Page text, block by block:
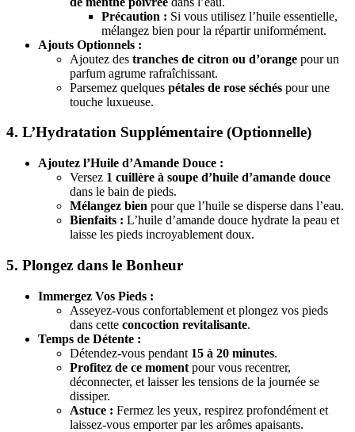
Précaution : Si vous utilisez l’huile essentielle,
mélangez bien pour la répartir uniformément.
Ajouts Optionnels :
Ajoutez des tranches de citron ou d’orange pour un
parfum agrume rafraîchissant.
Parsemez quelques pétales de rose séchés pour une
touche luxueuse.
4. L’Hydratation Supplémentaire (Optionnelle)
Ajoutez l’Huile d’Amande Douce :
Versez 1 cuillère à soupe d’huile d’amande douce
dans le bain de pieds.
Mélangez bien pour que l’huile se disperse dans l’eau.
Bienfaits : L’huile d’amande douce hydrate la peau et
laisse les pieds incroyablement doux.
5. Plongez dans le Bonheur
Immergez Vos Pieds :
Asseyez-vous confortablement et plongez vos pieds
dans cette concoction revitalisante.
Temps de Détente :
Détendez-vous pendant 15 à 20 minutes.
Profitez de ce moment pour vous recentrer,
déconnecter, et laisser les tensions de la journée se
dissiper.
Astuce : Fermez les yeux, respirez profondément et
laissez-vous emporter par les arômes apaisants.